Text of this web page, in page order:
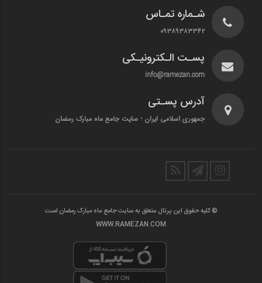
شـماره تمـاس
۰۹۳۸۹۳۸۳۳۴۲
پسـت الـکترونیـکی
info@ramezan.com
آدرس پسـتی
جمهوری اسلامی ایران - سایت جامع ماه مبارک رمضان
© کلیه حقوق این پرتال متعلق به سایت جامع ماه مبارک رمضان است
WWW.RAMEZAN.COM